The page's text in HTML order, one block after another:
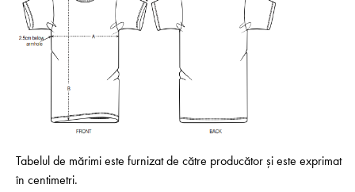
Tabelul de mărimi este furnizat de către producător și este exprimat
în centimetri.